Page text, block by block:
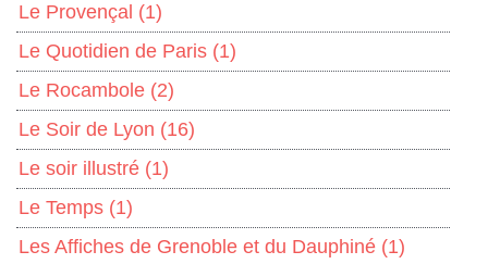
Le Provençal (1)
Le Quotidien de Paris (1)
Le Rocambole (2)
Le Soir de Lyon (16)
Le soir illustré (1)
Le Temps (1)
Les Affiches de Grenoble et du Dauphiné (1)